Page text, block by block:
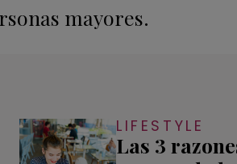
mayores.
LIFESTYLE
Las 3